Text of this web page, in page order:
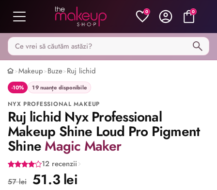
0 0
Caută pe MakeupShop
>Makeup>Buze>Ruj lichid
-10% 19 nuanțe disponibile
NYX PROFESSIONAL MAKEUP
Ruj lichid Nyx Professional
Makeup Shine Loud Pro Pigment
ShineMagic Maker
12 recenzii
57 lei 51.3 lei